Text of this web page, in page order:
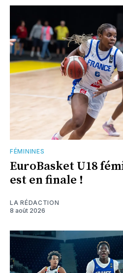
FÉMININES
EuroBasket U18
est en finale !
LA RÉDACTION
8 août 2026